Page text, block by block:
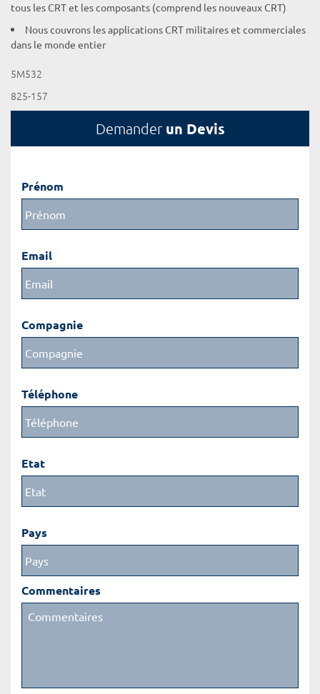
tous les CRT et les composants (comprend les nouveaux CRT)
Nous couvrons les applications CRT militaires et commerciales
dans le monde entier
5M532
825-157
Demander un Devis
Prénom
Email
Compagnie
Téléphone
Etat
Pays
Commentaires